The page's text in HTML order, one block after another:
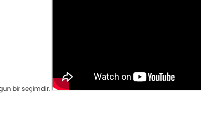
bir seçimdir.